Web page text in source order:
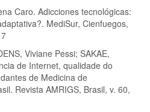
Caro. Adicciones tecnológicas:
MediSur, Cienfuegos,
Viviane Pessi; SAKAE,
de Internet, qualidade do
de Medicina de
Revista AMRIGS, Brasil, v. 60,